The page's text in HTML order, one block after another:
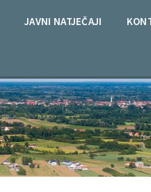
JAVNI NATJEČAJI